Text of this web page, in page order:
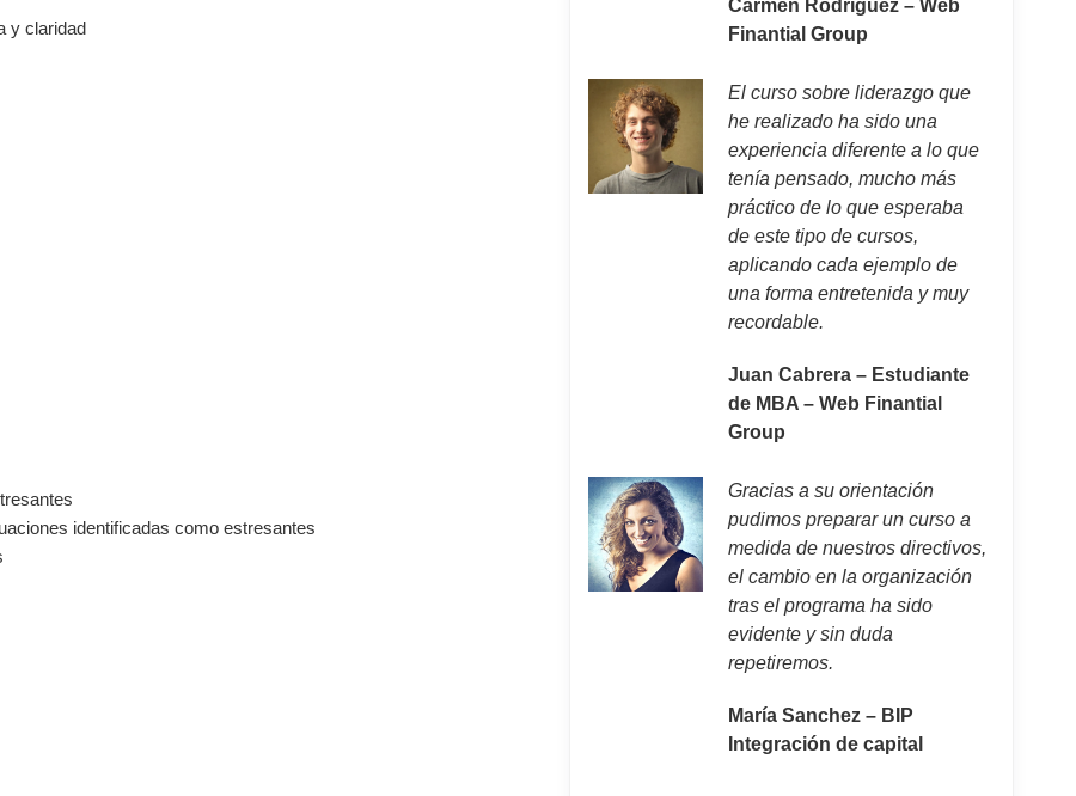
y claridad
identificadas como estresantes
Carmen Rodríguez – Web
Finantial Group
El curso sobre liderazgo que
he realizado ha sido una
experiencia diferente a lo que
tenía pensado, mucho más
práctico de lo que esperaba
de este tipo de cursos,
aplicando cada ejemplo de
una forma entretenida y muy
recordable.
Juan Cabrera – Estudiante
de MBA – Web Finantial
Group
Gracias a su orientación
pudimos preparar un curso a
medida de nuestros directivos,
el cambio en la organización
tras el programa ha sido
evidente y sin duda
repetiremos.
María Sanchez – BIP
Integración de capital